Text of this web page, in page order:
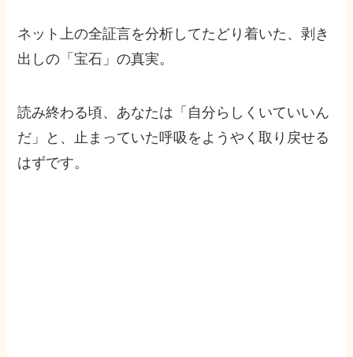
ネット上の全証言を分析してたどり着いた、剥き
出しの「宝石」の真実。
読み終わる頃、あなたは「自分らしくいていいん
だ」と、止まっていた呼吸をようやく取り戻せる
はずです。